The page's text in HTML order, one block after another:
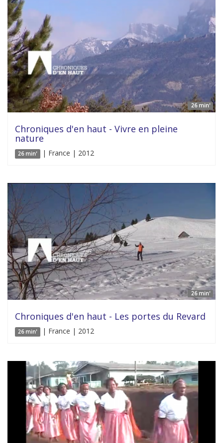
26 min'
Chroniques d'en haut - Vivre en pleine
nature
26 min' | France | 2012
26 min'
Chroniques d'en haut - Les portes du Revard
26 min' | France | 2012